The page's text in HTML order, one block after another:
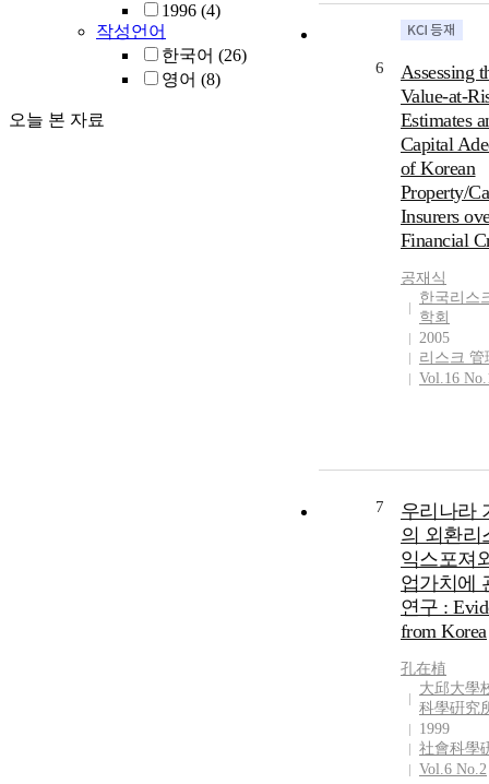
1996 (4)
작성언어
한국어 (26)
영어 (8)
오늘 본 자료
Korean family
the multiple
regression
the meantime,
western
there has been
hypothesis of
exploitation
and
in relation to
management
activities of
controlling
shareholder of
family
exploitation
family
changes the
sales
investment
in the
position for
private
resulting in the
exploitation
that takes
interests of
shareholders or
external
6
Assessing
Value-at-
Estimates
Capital
of Korean
Property/
Insurers
Financial
공재식
한국리스
학회
2005
리스크 管
Vol.16
7
우리나라
의 외환리
익스포져
업가치에
연구 :
from Korea
孔在植
大邱大學
科學硏究
1999
社會科學
Vol.6 No.2